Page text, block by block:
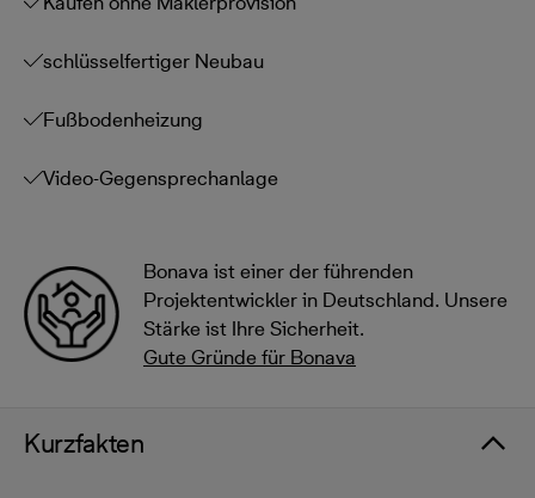
schlüsselfertiger Neubau
Fußbodenheizung
Video-Gegensprechanlage
Bonava ist einer der führenden
Projektentwickler in Deutschland. Unsere
Stärke ist Ihre Sicherheit.
Gute Gründe für Bonava
Kurzfakten